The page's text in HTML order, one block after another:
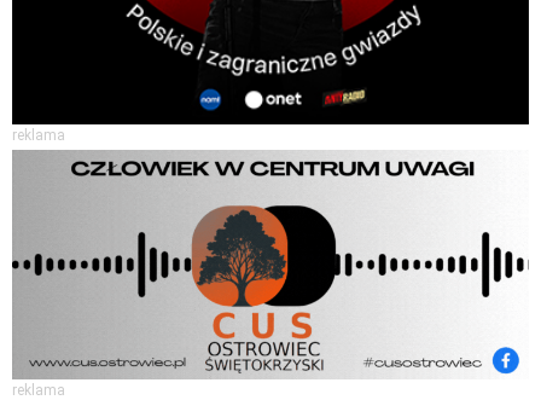
reklama
reklama